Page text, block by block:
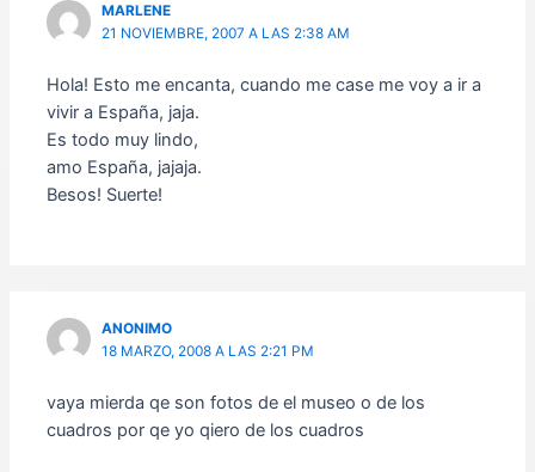
MARLENE
21 NOVIEMBRE, 2007 A LAS 2:38 AM
Hola! Esto me encanta, cuando me case me voy a ir a
vivir a España, jaja.
Es todo muy lindo,
amo España, jajaja.
Besos! Suerte!
ANONIMO
18 MARZO, 2008 A LAS 2:21 PM
vaya mierda qe son fotos de el museo o de los
cuadros por qe yo qiero de los cuadros